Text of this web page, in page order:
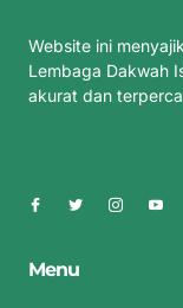
Website ini
Lembaga Dakwah
akurat dan
Menu